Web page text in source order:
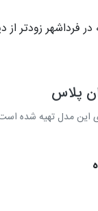
فرداشهر زودتر از
این مدل تهیه شده